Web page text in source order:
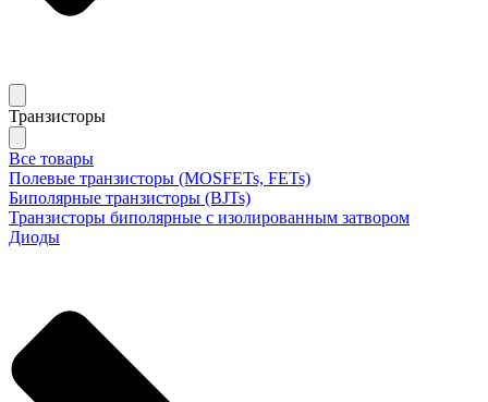
Транзисторы
Все товары
Полевые транзисторы (MOSFETs, FETs)
Биполярные транзисторы (BJTs)
Транзисторы биполярные с изолированным затвором
Диоды